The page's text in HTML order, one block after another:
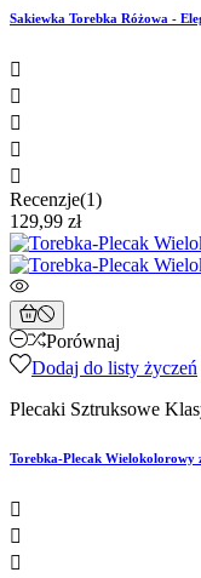
Sakiewka Torebka Różowa -





Recenzje(1)
129,99 zł
Porównaj
Dodaj do listy życzeń
Plecaki Sztruksowe
Torebka-Plecak Wielokolorowy


